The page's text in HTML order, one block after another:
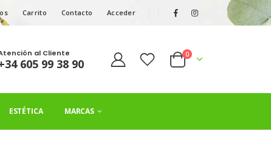
Carrito Contacto Acceder
al Cliente
605 99 38 90
0
ESTÉTICA MARCAS